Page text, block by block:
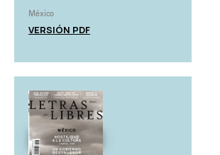
México
VERSIÓN PDF